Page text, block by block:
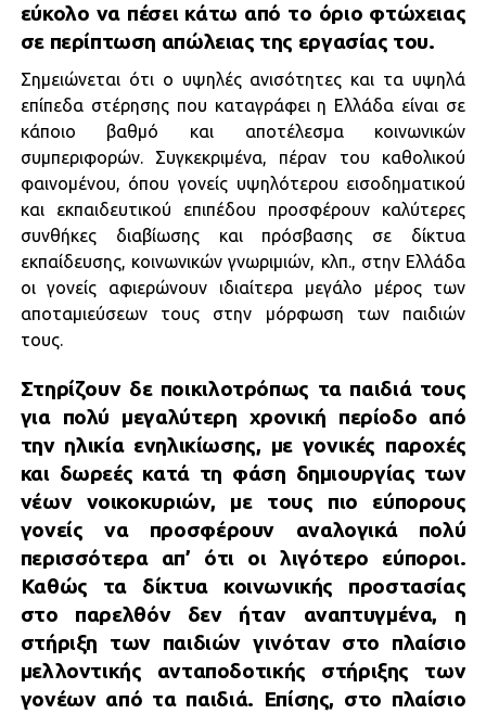
εύκολο να πέσει κάτω από το όριο φτώχειας
σε περίπτωση απώλειας της εργασίας του.
Σημειώνεται ότι ο υψηλές ανισότητες και τα υψηλά
επίπεδα στέρησης που καταγράφει η Ελλάδα είναι σε
κάποιο βαθμό και αποτέλεσμα κοινωνικών
συμπεριφορών. Συγκεκριμένα, πέραν του καθολικού
φαινομένου, όπου γονείς υψηλότερου εισοδηματικού
και εκπαιδευτικού επιπέδου προσφέρουν καλύτερες
συνθήκες διαβίωσης και πρόσβασης σε δίκτυα
εκπαίδευσης, κοινωνικών γνωριμιών, κλπ., στην Ελλάδα
οι γονείς αφιερώνουν ιδιαίτερα μεγάλο μέρος των
αποταμιεύσεων τους στην μόρφωση των παιδιών
τους.
Στηρίζουν δε ποικιλοτρόπως τα παιδιά τους
για πολύ μεγαλύτερη χρονική περίοδο από
την ηλικία ενηλικίωσης, με γονικές παροχές
και δωρεές κατά τη φάση δημιουργίας των
νέων νοικοκυριών, με τους πιο εύπορους
γονείς να προσφέρουν αναλογικά πολύ
περισσότερα απ’ ότι οι λιγότερο εύποροι.
Καθώς τα δίκτυα κοινωνικής προστασίας
στο παρελθόν δεν ήταν αναπτυγμένα, η
στήριξη των παιδιών γινόταν στο πλαίσιο
μελλοντικής ανταποδοτικής στήριξης των
γονέων από τα παιδιά. Επίσης, στο πλαίσιο